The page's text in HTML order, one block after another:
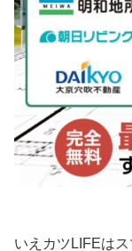
いえカツLIFEは